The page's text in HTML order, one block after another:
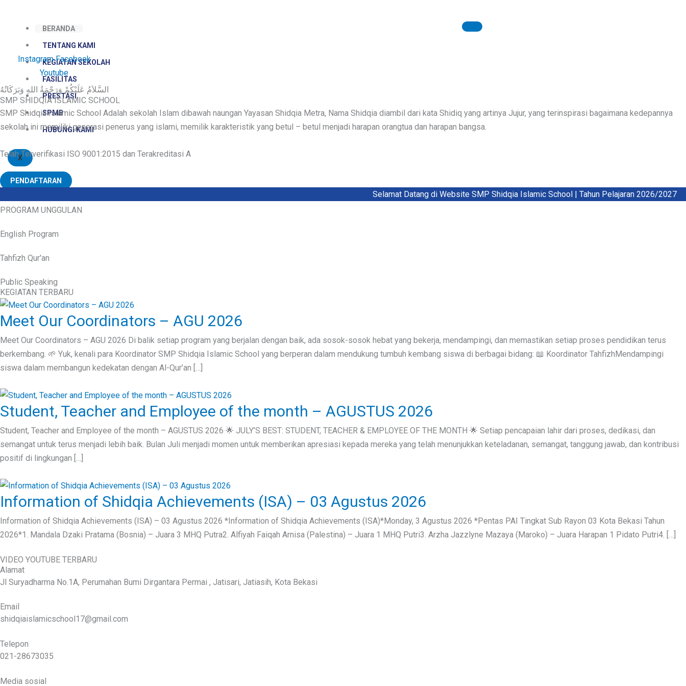
BERANDA
TENTANG KAMI
KEGIATAN SEKOLAH
FASILITAS
PRESTASI
SPMB
HUBUNGI KAMI
X
Instagram Facebook
Youtube
السَّلاَمُ عَلَيْكُمْ وَرَحْمَةُ اللهِ وَبَرَكَاتُهُ
SMP SHIDQIA ISLAMIC SCHOOL
SMP Shidqia Islamic School Adalah sekolah Islam dibawah naungan Yayasan Shidqia Metra, Nama Shidqia diambil dari kata Shidiq yang artinya Jujur, yang terinspirasi bagaimana kedepannya
sekolah ini memiliki generasi penerus yang islami, memilik karakteristik yang betul – betul menjadi harapan orangtua dan harapan bangsa.
Telah Terverifikasi ISO 9001:2015 dan Terakreditasi A
PENDAFTARAN
Selamat Datang di Website SMP Shidqia Islamic School | Tahun Pelajaran 2026/2027
PROGRAM UNGGULAN
English Program
Tahfizh Qur'an
Public Speaking
KEGIATAN TERBARU
Meet Our Coordinators – AGU 2026
Meet Our Coordinators – AGU 2026 Di balik setiap program yang berjalan dengan baik, ada sosok-sosok hebat yang bekerja, mendampingi, dan memastikan setiap proses pendidikan terus
berkembang. 🌱 Yuk, kenali para Koordinator SMP Shidqia Islamic School yang berperan dalam mendukung tumbuh kembang siswa di berbagai bidang: 📖 Koordinator TahfizhMendampingi
siswa dalam membangun kedekatan dengan Al-Qur’an […]
Student, Teacher and Employee of the month – AGUSTUS 2026
Student, Teacher and Employee of the month – AGUSTUS 2026 🌟 JULY’S BEST: STUDENT, TEACHER & EMPLOYEE OF THE MONTH 🌟 Setiap pencapaian lahir dari proses, dedikasi, dan
semangat untuk terus menjadi lebih baik. Bulan Juli menjadi momen untuk memberikan apresiasi kepada mereka yang telah menunjukkan keteladanan, semangat, tanggung jawab, dan kontribusi
positif di lingkungan […]
Information of Shidqia Achievements (ISA) – 03 Agustus 2026
Information of Shidqia Achievements (ISA) – 03 Agustus 2026 *Information of Shidqia Achievements (ISA)*Monday, 3 Agustus 2026 *Pentas PAI Tingkat Sub Rayon 03 Kota Bekasi Tahun
2026*1. Mandala Dzaki Pratama (Bosnia) – Juara 3 MHQ Putra2. Alfiyah Faiqah Arnisa (Palestina) – Juara 1 MHQ Putri3. Arzha Jazzlyne Mazaya (Maroko) – Juara Harapan 1 Pidato Putri4. […]
VIDEO YOUTUBE TERBARU
Alamat
Jl Suryadharma No.1A, Perumahan Bumi Dirgantara Permai , Jatisari, Jatiasih, Kota Bekasi
Email
shidqiaislamicschool17@gmail.com
Telepon
021-28673035
Media sosial